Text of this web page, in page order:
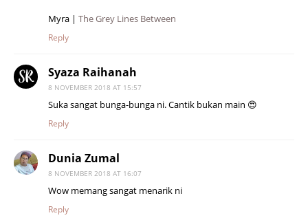
Myra | The Grey Lines Between
Reply
Syaza Raihanah
8 NOVEMBER 2018 AT 15:57
Suka sangat bunga-bunga ni. Cantik bukan main 😍
Reply
Dunia Zumal
8 NOVEMBER 2018 AT 16:07
Wow memang sangat menarik ni
Reply